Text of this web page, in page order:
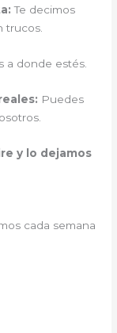
Te decimos
trucos.
a donde estés.
Puedes
y lo dejamos
cada semana